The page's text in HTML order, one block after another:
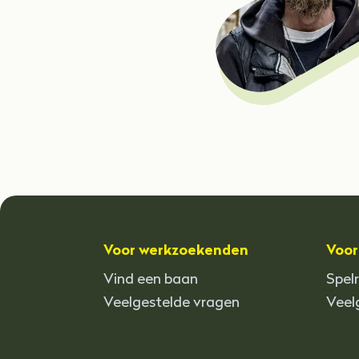
Voor werkzoekenden
Vind een baan
Veelgestelde vragen